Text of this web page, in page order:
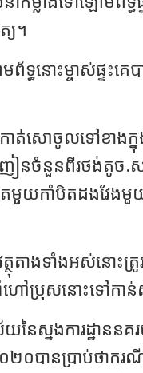
យ។
ធនោះម្ចាស់ផ្ទះគេ
ាត់សោចូលទៅខាងក្
នចំនួនពីរថង់តូច.សម្
តមួយកាំបិតដងវែង
វត្ថុតាងទាំងអស់នោះ
ាហៅប្រុសនោះទៅកាន់
ស្នងការដ្ឋាននគរ
២០២០បានប្រាប់ថា